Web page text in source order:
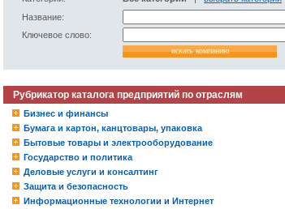
Название:
Ключевое слово:
Рубрикатор каталога предприятий по отраслям
Бизнес и финансы
Бумага и картон, канцтовары, упаковка
Бытовые товары и электрооборудование
Государство и политика
Деловые услуги и консалтинг
Защита и безопасность
Информационные технологии и Интернет